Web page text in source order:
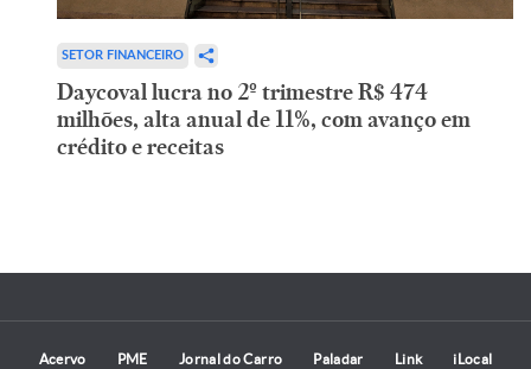
SETOR FINANCEIRO
Daycoval lucra no 2º trimestre R$ 474
milhões, alta anual de 11%, com avanço em
crédito e receitas
Acervo PME Jornal do Carro Paladar Link iLocal